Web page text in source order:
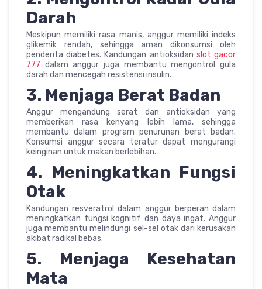
Darah
Meskipun memiliki rasa manis, anggur memiliki indeks
glikemik rendah, sehingga aman dikonsumsi oleh
penderita diabetes. Kandungan antioksidan slot gacor
777 dalam anggur juga membantu mengontrol gula
darah dan mencegah resistensi insulin.
3. Menjaga Berat Badan
Anggur mengandung serat dan antioksidan yang
memberikan rasa kenyang lebih lama, sehingga
membantu dalam program penurunan berat badan.
Konsumsi anggur secara teratur dapat mengurangi
keinginan untuk makan berlebihan.
4. Meningkatkan Fungsi
Otak
Kandungan resveratrol dalam anggur berperan dalam
meningkatkan fungsi kognitif dan daya ingat. Anggur
juga membantu melindungi sel-sel otak dari kerusakan
akibat radikal bebas.
5. Menjaga Kesehatan
Mata